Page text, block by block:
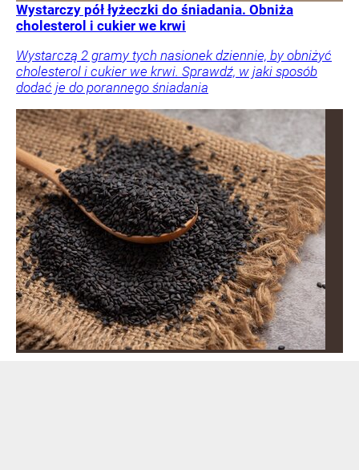
Wystarczy pół łyżeczki do śniadania. Obniża
cholesterol i cukier we krwi
Wystarczą 2 gramy tych nasionek dziennie, by obniżyć
cholesterol i cukier we krwi. Sprawdź, w jaki sposób
dodać je do porannego śniadania